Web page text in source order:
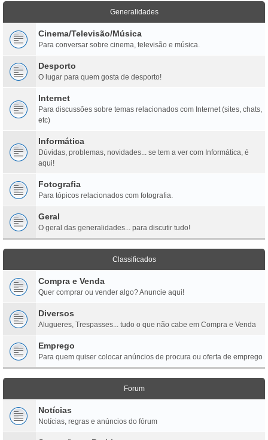
Generalidades
Cinema/Televisão/Música
Para conversar sobre cinema, televisão e música.
Desporto
O lugar para quem gosta de desporto!
Internet
Para discussões sobre temas relacionados com Internet (sites, chats,
etc)
Informática
Dúvidas, problemas, novidades... se tem a ver com Informática, é
aqui!
Fotografia
Para tópicos relacionados com fotografia.
Geral
O geral das generalidades... para discutir tudo!
Classificados
Compra e Venda
Quer comprar ou vender algo? Anuncie aqui!
Diversos
Alugueres, Trespasses... tudo o que não cabe em Compra e Venda
Emprego
Para quem quiser colocar anúncios de procura ou oferta de emprego
Forum
Notícias
Notícias, regras e anúncios do fórum